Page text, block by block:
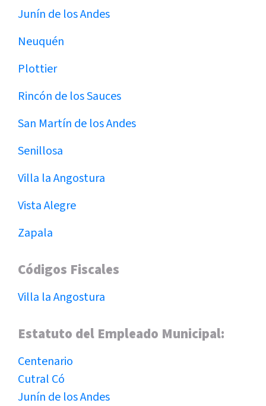
Junín de los Andes
Neuquén
Plottier
Rincón de los Sauces
San Martín de los Andes
Senillosa
Villa la Angostura
Vista Alegre
Zapala
Códigos Fiscales
Villa la Angostura
Estatuto del Empleado Municipal:
Centenario
Cutral Có
Junín de los Andes